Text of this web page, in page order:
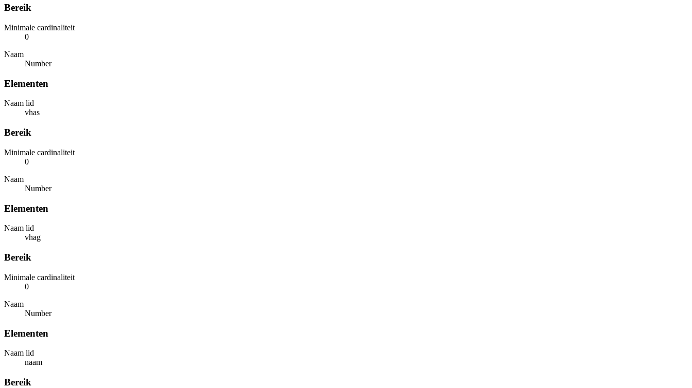
Bereik
Minimale cardinaliteit
0
Naam
Number
Elementen
Naam lid
vhas
Bereik
Minimale cardinaliteit
0
Naam
Number
Elementen
Naam lid
vhag
Bereik
Minimale cardinaliteit
0
Naam
Number
Elementen
Naam lid
naam
Bereik